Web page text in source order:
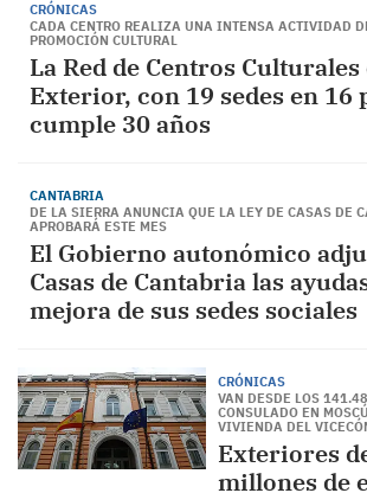
CRÓNICAS
CADA CENTRO REALIZA UNA INTENSA ACTIVIDAD
PROMOCIÓN CULTURAL
La Red de Centros Culturales
Exterior, con 19 sedes en 16
cumple 30 años
CANTABRIA
DE LA SIERRA ANUNCIA QUE LA LEY DE CASAS DE
APROBARÁ ESTE MES
El Gobierno autonómico
Casas de Cantabria las
mejora de sus sedes sociales
CRÓNICAS
VAN DESDE LOS
CONSULADO EN
VIVIENDA DEL
Exteriores
millones de